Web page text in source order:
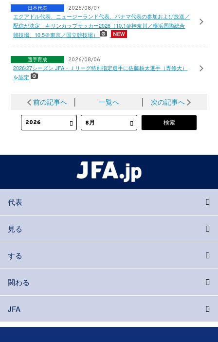
日本代表 2026/08/07
エクアドル代表、ニュージーランド代表、パナマ代表の参加および放送／
配信が決定 キリンカップサッカー2026（10.1＠神奈川／横浜国際総合
競技場、10.5＠東京／国立競技場）
選手育成 2026/08/06
2026/27シーズン JFA・Ｊリーグ特別指定選手に佐藤柚太選手（専修大）
を認定
前の記事へ 一覧へ 次の記事へ
代表
見る
する
関わる
JFA